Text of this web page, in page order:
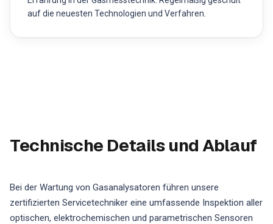
auf die neuesten Technologien und Verfahren.
Technische Details und Ablauf
Bei der Wartung von Gasanalysatoren führen unsere
zertifizierten Servicetechniker eine umfassende Inspektion aller
optischen, elektrochemischen und parametrischen Sensoren